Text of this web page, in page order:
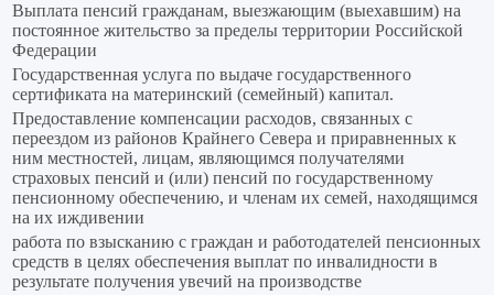
Выплата пенсий гражданам, выезжающим (выехавшим) на
постоянное жительство за пределы территории Российской
Федерации
Государственная услуга по выдаче государственного
сертификата на материнский (семейный) капитал.
Предоставление компенсации расходов, связанных с
переездом из районов Крайнего Севера и приравненных к
ним местностей, лицам, являющимся получателями
страховых пенсий и (или) пенсий по государственному
пенсионному обеспечению, и членам их семей, находящимся
на их иждивении
работа по взысканию с граждан и работодателей пенсионных
средств в целях обеспечения выплат по инвалидности в
результате получения увечий на производстве